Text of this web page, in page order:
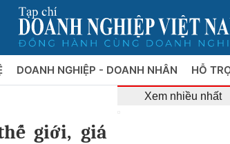
DOANH NGHIỆP - DOANH NHÂN HỖ
giới, giá
Xem nhiều nhất